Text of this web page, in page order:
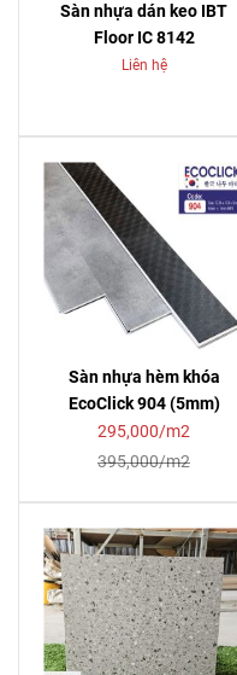
Sàn nhựa dán keo IBT
Floor IC 8142
Liên hệ
Sàn nhựa hèm khóa
EcoClick 904 (5mm)
295,000/m2
395,000/m2